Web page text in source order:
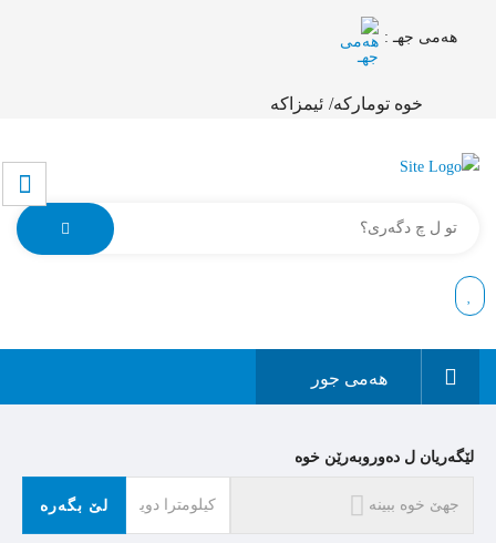
هەمی جهـ :
خوە تومارکە/ ئیمزاکە
هەمی جور
لێگەریان ل دەوروبەرێن خوە
لێ بگەرە